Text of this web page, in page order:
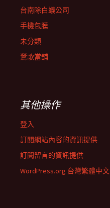
台南除白蟻公司
手機包膜
未分類
鶯歌當舖
其他操作
登入
訂閱網站內容的資訊提供
訂閱留言的資訊提供
WordPress.org 台灣繁體中文